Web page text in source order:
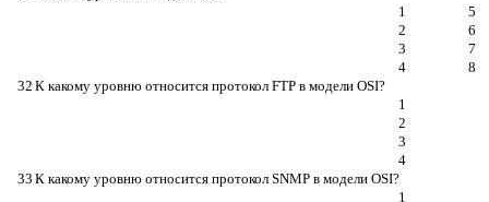
1
5
2
6
3
7
4
8
32 К какому уровню относится протокол FTP в модели OSI?
1
2
3
4
33 К какому уровню относится протокол SNMP в модели OSI?
1